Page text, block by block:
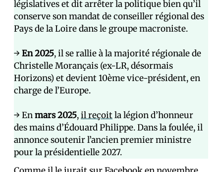
législatives et dit arrêter la politique bien qu’il
conserve son mandat de conseiller régional des
Pays de la Loire dans le groupe macroniste.
→En 2025, il se rallie à la majorité régionale de
Christelle Morançais (ex-LR, désormais
Horizons) et devient 10ème vice-président, en
charge de l’Europe.
→ Enmars 2025,il reçoitla légion d’honneur
des mains d’Édouard Philippe. Dans la foulée, il
annonce soutenir l’ancien premier ministre
pour la présidentielle 2027.